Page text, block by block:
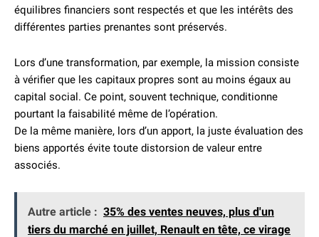
équilibres financiers sont respectés et que les intérêts des
différentes parties prenantes sont préservés.
Lors d’une transformation, par exemple, la mission consiste
à vérifier que les capitaux propres sont au moins égaux au
capital social. Ce point, souvent technique, conditionne
pourtant la faisabilité même de l’opération.
De la même manière, lors d’un apport, la juste évaluation des
biens apportés évite toute distorsion de valeur entre
associés.
Autre article : 35% des ventes neuves, plus d'un
tiers du marché en juillet, Renault en tête, ce virage